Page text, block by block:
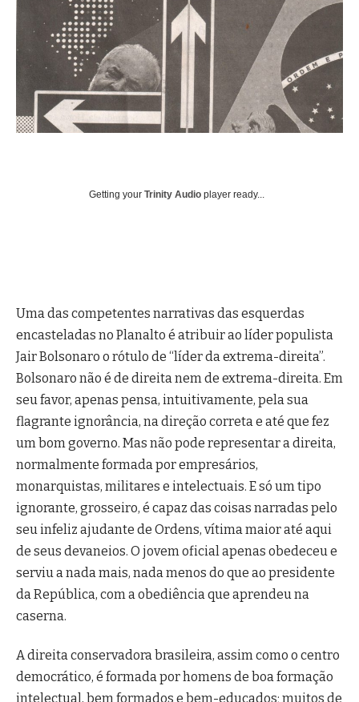
Getting your Trinity Audio player ready...
Uma das competentes narrativas das esquerdas
encasteladas no Planalto é atribuir ao líder populista
Jair Bolsonaro o rótulo de “líder da extrema-direita”.
Bolsonaro não é de direita nem de extrema-direita. Em
seu favor, apenas pensa, intuitivamente, pela sua
flagrante ignorância, na direção correta e até que fez
um bom governo. Mas não pode representar a direita,
normalmente formada por empresários,
monarquistas, militares e intelectuais. E só um tipo
ignorante, grosseiro, é capaz das coisas narradas pelo
seu infeliz ajudante de Ordens, vítima maior até aqui
de seus devaneios. O jovem oficial apenas obedeceu e
serviu a nada mais, nada menos do que ao presidente
da República, com a obediência que aprendeu na
caserna.
A direita conservadora brasileira, assim como o centro
democrático, é formada por homens de boa formação
intelectual, bem formados e bem-educados; muitos de